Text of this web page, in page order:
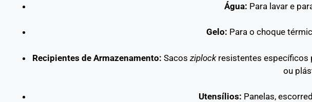
Água: Para lavar e
Gelo: Para o choque
Recipientes de Armazenamento: Sacos ziplockresistentes específicos
ou
Utensílios: Panelas,